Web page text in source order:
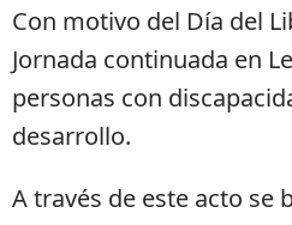
Con motivo del Día del
Jornada continuada en
personas con
desarrollo.
A través de este acto se